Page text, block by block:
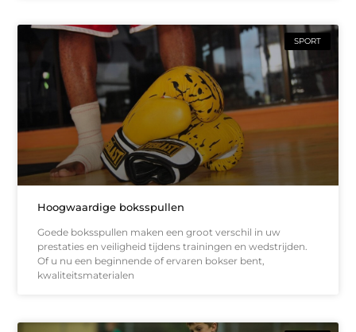
SPORT
Hoogwaardige boksspullen
Goede boksspullen maken een groot verschil in uw
prestaties en veiligheid tijdens trainingen en wedstrijden.
Of u nu een beginnende of ervaren bokser bent,
kwaliteitsmaterialen